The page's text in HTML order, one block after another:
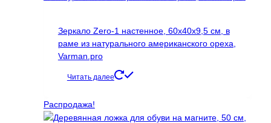
Зеркало Zero-1 настенное, 60х40х9,5 см, в
раме из натурального американского ореха,
Varman.pro
Читать далее
Распродажа!